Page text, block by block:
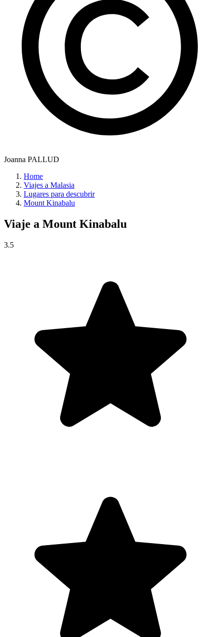
Joanna PALLUD
Home
Viajes a Malasia
Lugares para descubrir
Mount Kinabalu
Viaje a Mount Kinabalu
3.5